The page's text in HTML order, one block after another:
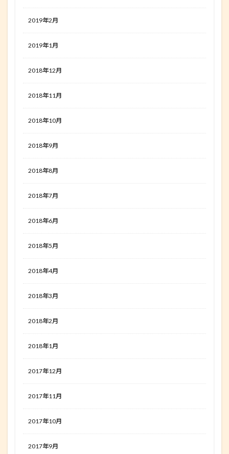
2019年2月
2019年1月
2018年12月
2018年11月
2018年10月
2018年9月
2018年8月
2018年7月
2018年6月
2018年5月
2018年4月
2018年3月
2018年2月
2018年1月
2017年12月
2017年11月
2017年10月
2017年9月